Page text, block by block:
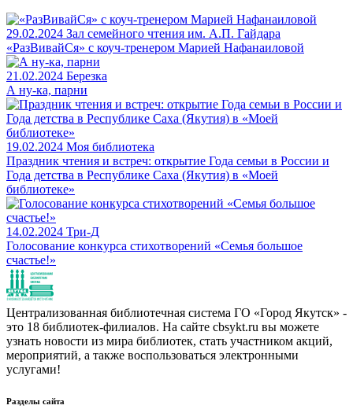
29.02.2024 Зал семейного чтения им. А.П. Гайдара
«РазВивайСя» с коуч-тренером Марией Нафанаиловой
21.02.2024 Березка
А ну-ка, парни
19.02.2024 Моя библиотека
Праздник чтения и встреч: открытие Года семьи в России и
Года детства в Республике Саха (Якутия) в «Моей
библиотеке»
14.02.2024 Три-Д
Голосование конкурса стихотворений «Семья большое
счастье!»
Централизованная библиотечная система ГО «Город Якутск» -
это 18 библиотек-филиалов. На сайте cbsykt.ru вы можете
узнать новости из мира библиотек, стать участником акций,
мероприятий, а также воспользоваться электронными
услугами!
Разделы сайта